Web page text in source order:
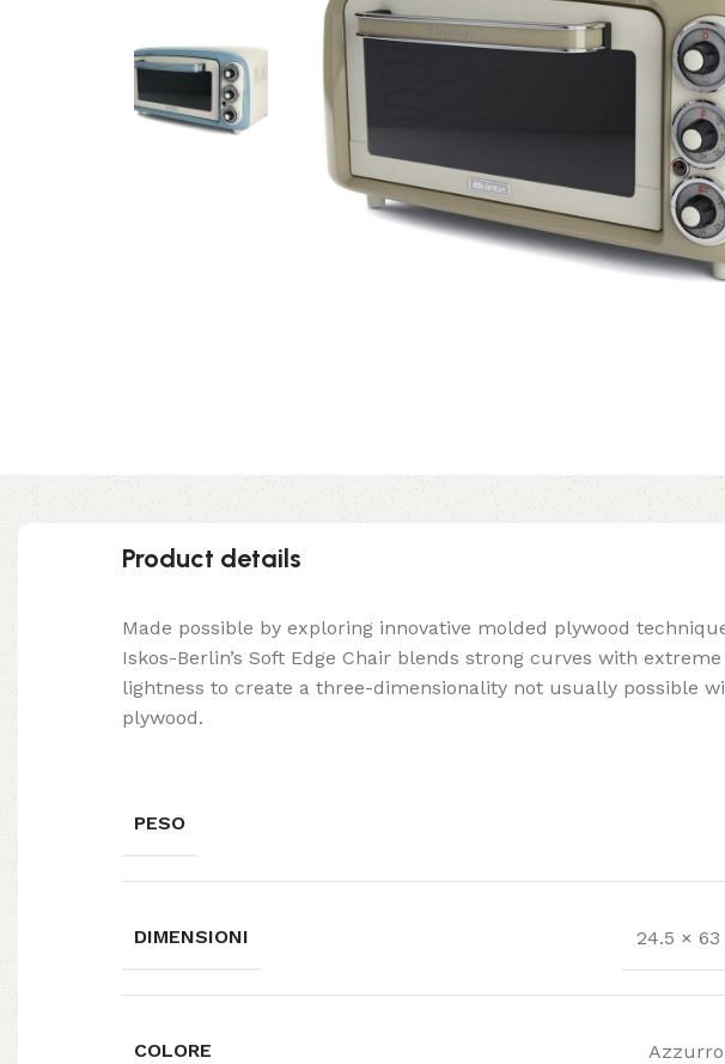
Product details
Made possible by exploring innovative molded plywood
Iskos-Berlin’s Soft Edge Chair blends strong curves with extreme
lightness to create a three-dimensionality not usually possible
plywood.
PESO
DIMENSIONI 24.5 ×
COLORE Azzurro